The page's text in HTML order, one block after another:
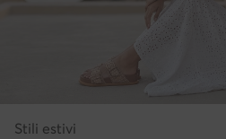
Stili estivi